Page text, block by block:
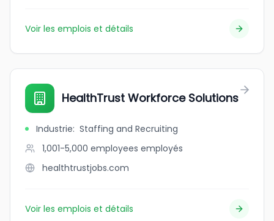
Voir les emplois et détails
HealthTrust Workforce Solutions
Industrie: Staffing and Recruiting
1,001-5,000 employees employés
healthtrustjobs.com
Voir les emplois et détails